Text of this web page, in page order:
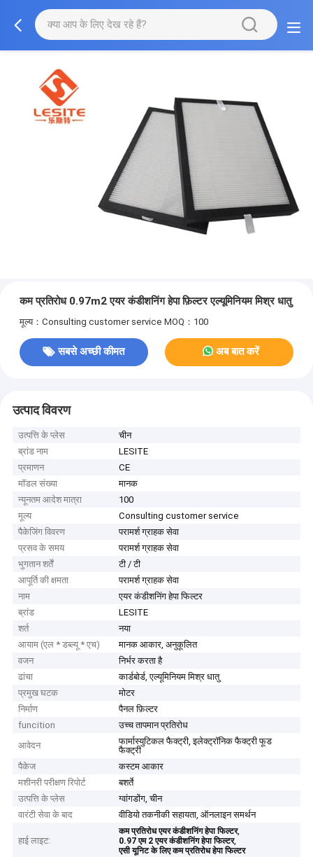
कम प्रतिरोध 0.97m2 एयर कंडीशनिंग हेपा फ़िल्टर एल्यूमिनियम मिश्र धातु
मूल्य：Consulting customer service MOQ：100
सबसे अच्छी कीमत अब बात करें
उत्पाद विवरण
उत्पत्ति के प्लेस
चीन
ब्रांड नाम
LESITE
प्रमाणन
CE
मॉडल संख्या
मानक
न्यूनतम आदेश मात्रा
100
मूल्य
Consulting customer service
पैकेजिंग विवरण
परामर्श ग्राहक सेवा
प्रसव के समय
परामर्श ग्राहक सेवा
भुगतान शर्तें
टी / टी
आपूर्ति की क्षमता
परामर्श ग्राहक सेवा
नाम
एयर कंडीशनिंग हेपा फिल्टर
ब्रांड
LESITE
शर्त
नया
आयाम (एल * डब्ल्यू * एच)
मानक आकार, अनुकूलित
वजन
निर्भर करता है
ढांचा
कार्डबोर्ड, एल्यूमिनियम मिश्र धातु
प्रमुख घटक
मोटर
निर्माण
पैनल फ़िल्टर
funcition
उच्च तापमान प्रतिरोध
आवेदन
फार्मास्युटिकल फैक्ट्री, इलेक्ट्रॉनिक फैक्ट्री फूड
फैक्ट्री
पैकेज
कस्टम आकार
मशीनरी परीक्षण रिपोर्ट
बशर्ते
उत्पत्ति के प्लेस
ग्वांगडोंग, चीन
वारंटी सेवा के बाद
वीडियो तकनीकी सहायता, ऑनलाइन समर्थन
हाई लाइट:
कम प्रतिरोध एयर कंडीशनिंग हेपा फिल्टर,
0.97 एम 2 एयर कंडीशनिंग हेपा फिल्टर,
एसी यूनिट के लिए कम प्रतिरोध हेपा फिल्टर